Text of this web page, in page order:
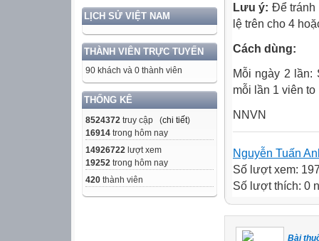
LỊCH SỬ VIỆT NAM
THÀNH VIÊN TRỰC TUYẾN
90 khách và 0 thành viên
THỐNG KÊ
8524372 truy cập (chi tiết)
16914 trong hôm nay
14926722 lượt xem
19252 trong hôm nay
420 thành viên
Lưu ý: Để tránh
lệ trên cho 4
Cách dùng:
Mỗi ngày 2
mỗi lần 1 viên
NNVN
Nguyễn Tuấn
Số lượt xem:
Số lượt thích: 0
Bài